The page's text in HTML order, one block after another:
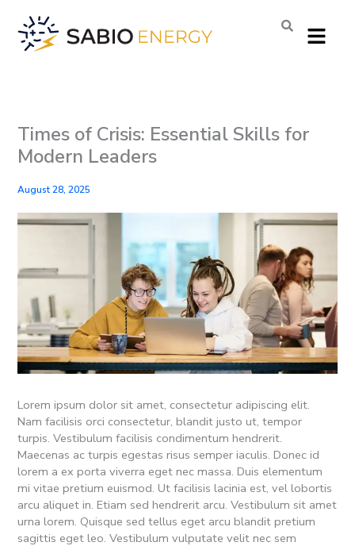
content
Menu
Times of Crisis: Essential Skills for
Modern Leaders
August 28, 2025
Lorem ipsum dolor sit amet, consectetur adipiscing elit.
Nam facilisis orci consectetur, blandit justo ut, tempor
turpis. Vestibulum facilisis condimentum hendrerit.
Maecenas ac turpis egestas risus semper iaculis. Donec id
lorem a ex porta viverra eget nec massa. Duis elementum
mi vitae pretium euismod. Ut facilisis lacinia est, vel lobortis
arcu aliquet in. Etiam sed hendrerit arcu. Vestibulum sit amet
urna lorem. Quisque sed tellus eget arcu blandit pretium
sagittis eget leo. Vestibulum vulputate velit nec sem